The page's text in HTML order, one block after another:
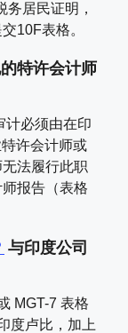
居民证明，
10F表格。
特许会计师
计必须由在印
许会计师或
法履行此职
报告（表格
与印度公司
MGT-7 表格
度卢比，加上